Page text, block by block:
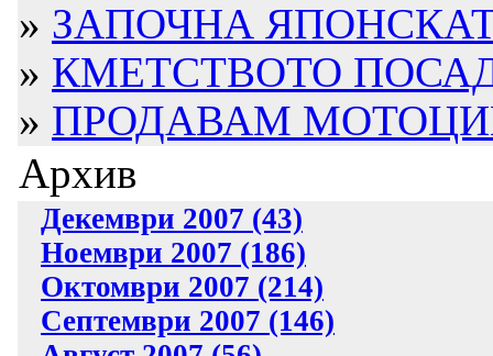
» ЗАПОЧНА
» КМЕТСТВОТО
» ПРОДАВАМ
Архив
Декември 2007 (43)
Ноември 2007 (186)
Октомври 2007 (214)
Септември 2007 (146)